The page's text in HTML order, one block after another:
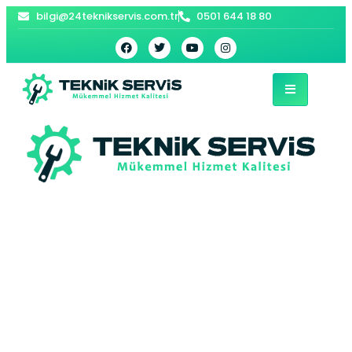
bilgi@24teknikservis.com.tr 0501 644 18 80